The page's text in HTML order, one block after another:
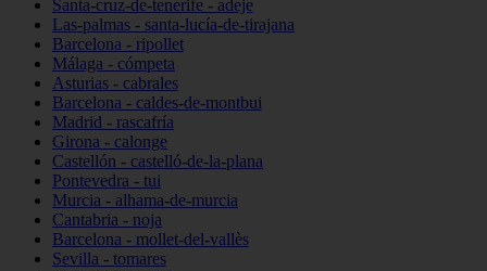
Santa-cruz-de-tenerife - adeje
Las-palmas - santa-lucía-de-tirajana
Barcelona - ripollet
Málaga - cómpeta
Asturias - cabrales
Barcelona - caldes-de-montbui
Madrid - rascafría
Girona - calonge
Castellón - castelló-de-la-plana
Pontevedra - tui
Murcia - alhama-de-murcia
Cantabria - noja
Barcelona - mollet-del-vallès
Sevilla - tomares